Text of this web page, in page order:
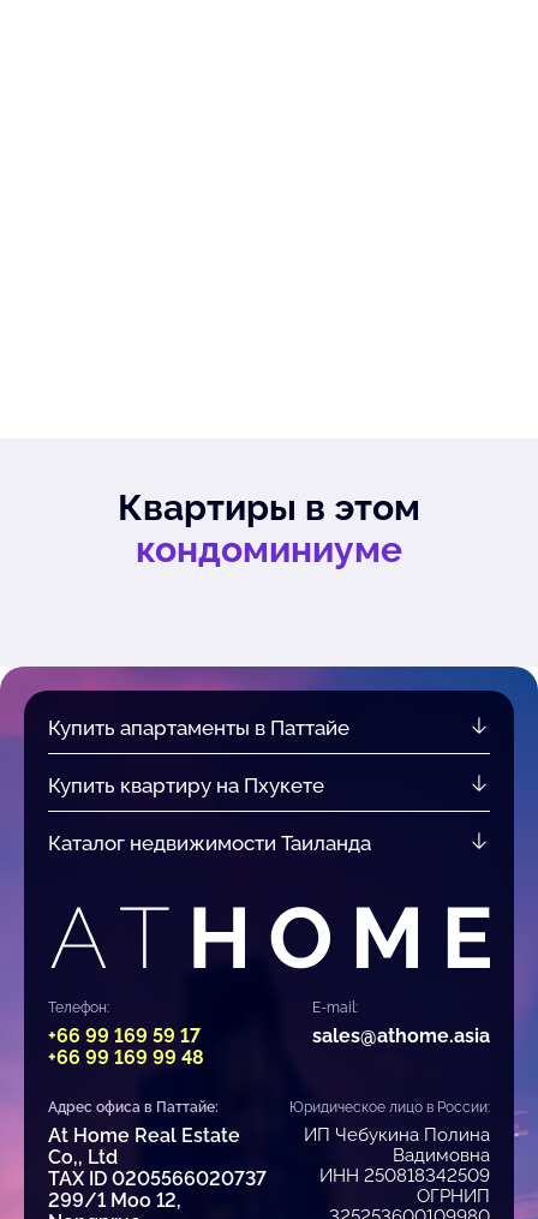
Квартиры в этом
кондоминиуме
Купить апартаменты в Паттайе
Купить квартиру на Пхукете
Каталог недвижимости Таиланда
Телефон:
+66 99 169 59 17
+66 99 169 99 48
E-mail:
sales@athome.asia
Адрес офиса в Паттайе:
At Home Real Estate
Co,, Ltd
TAX ID 0205566020737
299/1 Moo 12,
Юридическое лицо в России:
ИП Чебукина Полина
Вадимовна
ИНН 250818342509
ОГРНИП